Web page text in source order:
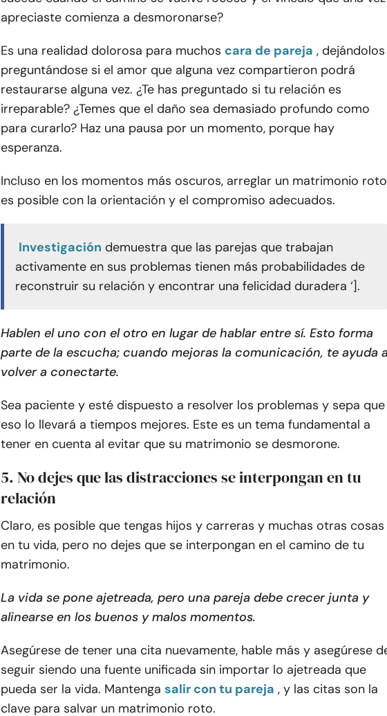
apreciaste comienza a desmoronarse?
Es una realidad dolorosa para muchos cara de pareja , dejándolos
preguntándose si el amor que alguna vez compartieron podrá
restaurarse alguna vez. ¿Te has preguntado si tu relación es
irreparable? ¿Temes que el daño sea demasiado profundo como
para curarlo? Haz una pausa por un momento, porque hay
esperanza.
Incluso en los momentos más oscuros, arreglar un matrimonio roto
es posible con la orientación y el compromiso adecuados.
Investigación demuestra que las parejas que trabajan
activamente en sus problemas tienen más probabilidades de
reconstruir su relación y encontrar una felicidad duradera ‘].
Hablen el uno con el otro en lugar de hablar entre sí. Esto forma
parte de la escucha; cuando mejoras la comunicación, te ayuda
volver a conectarte.
Sea paciente y esté dispuesto a resolver los problemas y sepa que
eso lo llevará a tiempos mejores. Este es un tema fundamental a
tener en cuenta al evitar que su matrimonio se desmorone.
5. No dejes que las distracciones se interpongan en tu
relación
Claro, es posible que tengas hijos y carreras y muchas otras cosas
en tu vida, pero no dejes que se interpongan en el camino de tu
matrimonio.
La vida se pone ajetreada, pero una pareja debe crecer junta y
alinearse en los buenos y malos momentos.
Asegúrese de tener una cita nuevamente, hable más y asegúrese
seguir siendo una fuente unificada sin importar lo ajetreada que
pueda ser la vida. Mantenga salir con tu pareja , y las citas son la
clave para salvar un matrimonio roto.